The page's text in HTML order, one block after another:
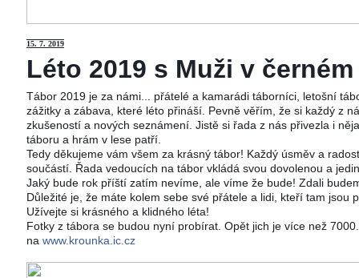
15. 7. 2019
Léto 2019 s Muži v
Tábor 2019 je za námi... přátelé a kamarádi táborníci, letošní
zážitky a zábava, které léto přináší. Pevně věřím, že si každý z
zkušeností a nových seznámení. Jistě si řada z nás přivezla i
táboru a hrám v lese patří.
Tedy děkujeme vám všem za krásný tábor! Každý úsměv a
součástí. Řada vedoucích na tábor vkládá svou dovolenou a
Jaký bude rok příští zatím nevíme, ale víme že bude! Zdali
Důležité je, že máte kolem sebe své přátele a lidi, kteří tam jsou
Užívejte si krásného a klidného léta!
Fotky z tábora se budou nyní probírat. Opět jich je více než
na www.krounka.ic.cz